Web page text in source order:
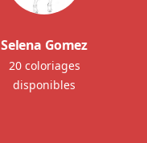
Selena Gomez
20 coloriages
disponibles